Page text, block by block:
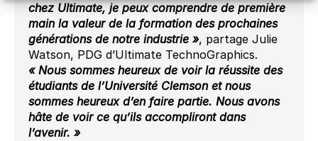
chez Ultimate, je peux comprendre de première
main la valeur de la formation des prochaines
générations de notre industrie », partage Julie
Watson, PDG d’Ultimate TechnoGraphics.
« Nous sommes heureux de voir la réussite des
étudiants de l’Université Clemson et nous
sommes heureux d’en faire partie. Nous avons
hâte de voir ce qu’ils accompliront dans
l’avenir. »